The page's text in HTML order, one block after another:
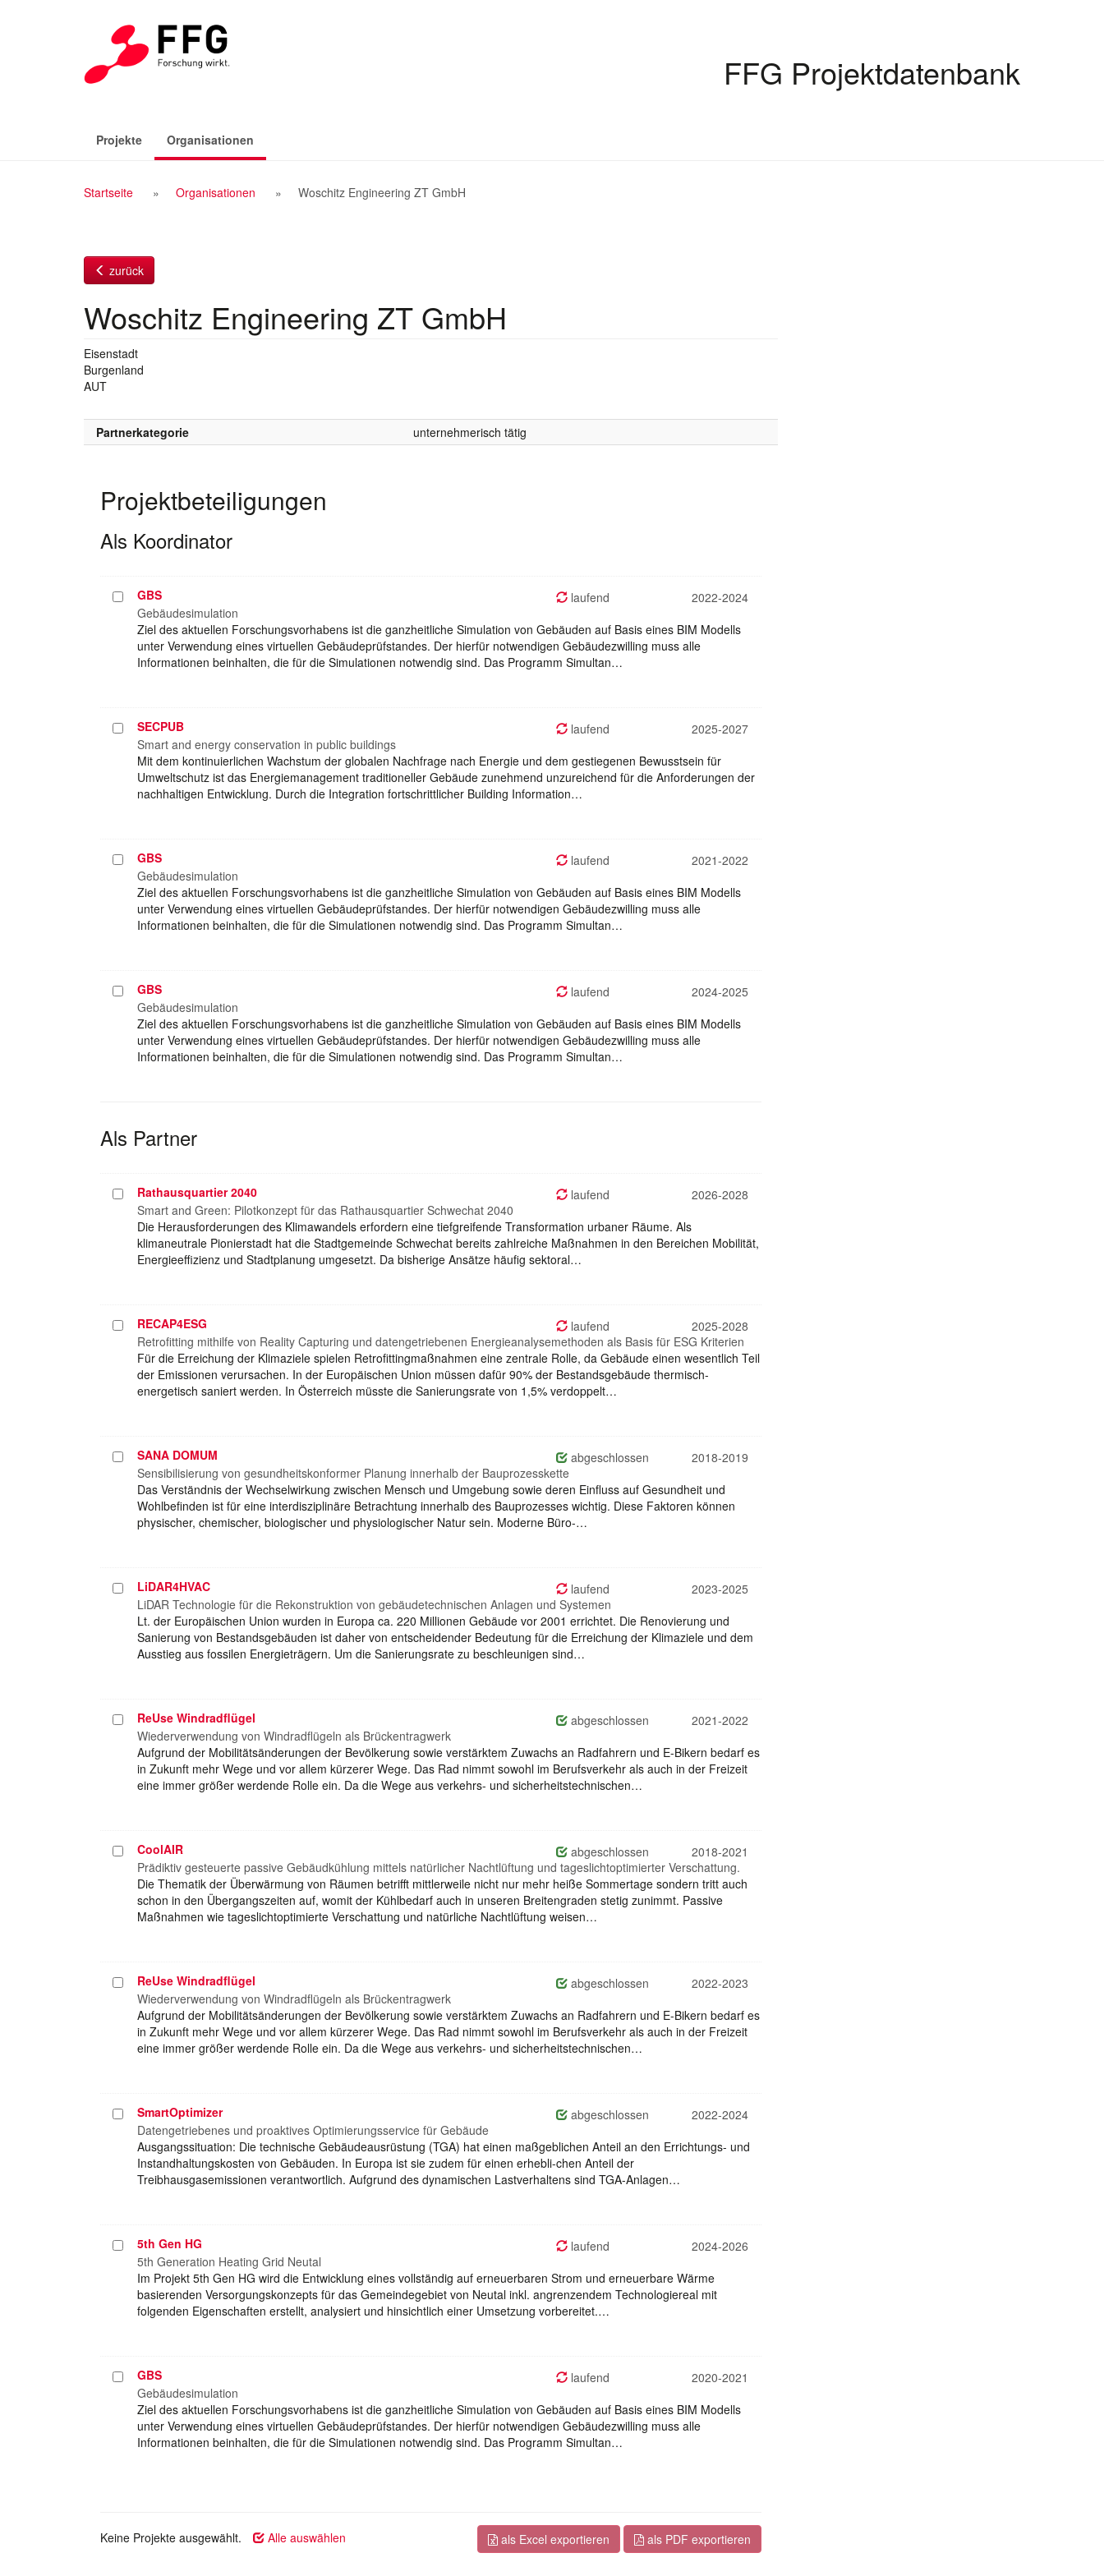
FFG Projektdatenbank
Projekte Organisationen
Breadcrumb
Startseite Organisationen Woschitz Engineering ZT GmbH
zurück
Woschitz Engineering ZT GmbH
Eisenstadt
Burgenland
AUT
Partnerkategorie unternehmerisch tätig
Projektbeteiligungen
Als Koordinator
Projekt
auswählen
GBS laufend
2022-2024
Gebäudesimulation
Ziel des aktuellen Forschungsvorhabens ist die ganzheitliche Simulation von Gebäuden auf Basis eines BIM Modells
unter Verwendung eines virtuellen Gebäudeprüfstandes. Der hierfür notwendigen Gebäudezwilling muss alle
Informationen beinhalten, die für die Simulationen notwendig sind. Das Programm Simultan…
Projekt
auswählen
SECPUB laufend
2025-2027
Smart and energy conservation in public buildings
Mit dem kontinuierlichen Wachstum der globalen Nachfrage nach Energie und dem gestiegenen Bewusstsein für
Umweltschutz ist das Energiemanagement traditioneller Gebäude zunehmend unzureichend für die Anforderungen der
nachhaltigen Entwicklung. Durch die Integration fortschrittlicher Building Information…
Projekt
auswählen
GBS laufend
2021-2022
Gebäudesimulation
Ziel des aktuellen Forschungsvorhabens ist die ganzheitliche Simulation von Gebäuden auf Basis eines BIM Modells
unter Verwendung eines virtuellen Gebäudeprüfstandes. Der hierfür notwendigen Gebäudezwilling muss alle
Informationen beinhalten, die für die Simulationen notwendig sind. Das Programm Simultan…
Projekt
auswählen
GBS laufend
2024-2025
Gebäudesimulation
Ziel des aktuellen Forschungsvorhabens ist die ganzheitliche Simulation von Gebäuden auf Basis eines BIM Modells
unter Verwendung eines virtuellen Gebäudeprüfstandes. Der hierfür notwendigen Gebäudezwilling muss alle
Informationen beinhalten, die für die Simulationen notwendig sind. Das Programm Simultan…
Als Partner
Projekt
auswählen
Rathausquartier 2040 laufend
2026-2028
Smart and Green: Pilotkonzept für das Rathausquartier Schwechat 2040
Die Herausforderungen des Klimawandels erfordern eine tiefgreifende Transformation urbaner Räume. Als
klimaneutrale Pionierstadt hat die Stadtgemeinde Schwechat bereits zahlreiche Maßnahmen in den Bereichen Mobilität,
Energieeffizienz und Stadtplanung umgesetzt. Da bisherige Ansätze häufig sektoral…
Projekt
auswählen
RECAP4ESG laufend
2025-2028
Retrofitting mithilfe von Reality Capturing und datengetriebenen Energieanalysemethoden als Basis für ESG Kriterien
Für die Erreichung der Klimaziele spielen Retrofittingmaßnahmen eine zentrale Rolle, da Gebäude einen wesentlich Teil
der Emissionen verursachen. In der Europäischen Union müssen dafür 90% der Bestandsgebäude thermisch-
energetisch saniert werden. In Österreich müsste die Sanierungsrate von 1,5% verdoppelt…
Projekt
auswählen
SANA DOMUM abgeschlossen
2018-2019
Sensibilisierung von gesundheitskonformer Planung innerhalb der Bauprozesskette
Das Verständnis der Wechselwirkung zwischen Mensch und Umgebung sowie deren Einfluss auf Gesundheit und
Wohlbefinden ist für eine interdisziplinäre Betrachtung innerhalb des Bauprozesses wichtig. Diese Faktoren können
physischer, chemischer, biologischer und physiologischer Natur sein. Moderne Büro-…
Projekt
auswählen
LiDAR4HVAC laufend
2023-2025
LiDAR Technologie für die Rekonstruktion von gebäudetechnischen Anlagen und Systemen
Lt. der Europäischen Union wurden in Europa ca. 220 Millionen Gebäude vor 2001 errichtet. Die Renovierung und
Sanierung von Bestandsgebäuden ist daher von entscheidender Bedeutung für die Erreichung der Klimaziele und dem
Ausstieg aus fossilen Energieträgern. Um die Sanierungsrate zu beschleunigen sind…
Projekt
auswählen
ReUse Windradflügel abgeschlossen
2021-2022
Wiederverwendung von Windradflügeln als Brückentragwerk
Aufgrund der Mobilitätsänderungen der Bevölkerung sowie verstärktem Zuwachs an Radfahrern und E-Bikern bedarf es
in Zukunft mehr Wege und vor allem kürzerer Wege. Das Rad nimmt sowohl im Berufsverkehr als auch in der Freizeit
eine immer größer werdende Rolle ein. Da die Wege aus verkehrs- und sicherheitstechnischen…
Projekt
auswählen
CoolAIR abgeschlossen
2018-2021
Prädiktiv gesteuerte passive Gebäudkühlung mittels natürlicher Nachtlüftung und tageslichtoptimierter Verschattung.
Die Thematik der Überwärmung von Räumen betrifft mittlerweile nicht nur mehr heiße Sommertage sondern tritt auch
schon in den Übergangszeiten auf, womit der Kühlbedarf auch in unseren Breitengraden stetig zunimmt. Passive
Maßnahmen wie tageslichtoptimierte Verschattung und natürliche Nachtlüftung weisen…
Projekt
auswählen
ReUse Windradflügel abgeschlossen
2022-2023
Wiederverwendung von Windradflügeln als Brückentragwerk
Aufgrund der Mobilitätsänderungen der Bevölkerung sowie verstärktem Zuwachs an Radfahrern und E-Bikern bedarf es
in Zukunft mehr Wege und vor allem kürzerer Wege. Das Rad nimmt sowohl im Berufsverkehr als auch in der Freizeit
eine immer größer werdende Rolle ein. Da die Wege aus verkehrs- und sicherheitstechnischen…
Projekt
auswählen
SmartOptimizer abgeschlossen
2022-2024
Datengetriebenes und proaktives Optimierungsservice für Gebäude
Ausgangssituation: Die technische Gebäudeausrüstung (TGA) hat einen maßgeblichen Anteil an den Errichtungs- und
Instandhaltungskosten von Gebäuden. In Europa ist sie zudem für einen erhebli-chen Anteil der
Treibhausgasemissionen verantwortlich. Aufgrund des dynamischen Lastverhaltens sind TGA-Anlagen…
Projekt
auswählen
5th Gen HG laufend
2024-2026
5th Generation Heating Grid Neutal
Im Projekt 5th Gen HG wird die Entwicklung eines vollständig auf erneuerbaren Strom und erneuerbare Wärme
basierenden Versorgungskonzepts für das Gemeindegebiet von Neutal inkl. angrenzendem Technologiereal mit
folgenden Eigenschaften erstellt, analysiert und hinsichtlich einer Umsetzung vorbereitet.…
Projekt
auswählen
GBS laufend
2020-2021
Gebäudesimulation
Ziel des aktuellen Forschungsvorhabens ist die ganzheitliche Simulation von Gebäuden auf Basis eines BIM Modells
unter Verwendung eines virtuellen Gebäudeprüfstandes. Der hierfür notwendigen Gebäudezwilling muss alle
Informationen beinhalten, die für die Simulationen notwendig sind. Das Programm Simultan…
Keine Projekte ausgewählt. Alle auswählen als Excel exportieren als PDF exportieren